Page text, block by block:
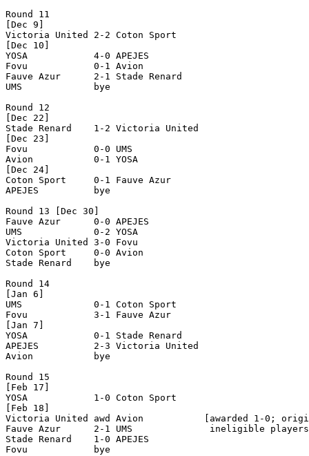
Round 11
[Dec 9]
Victoria United 2-2 Coton Sport
[Dec 10]
YOSA            4-0 APEJES
Fovu            0-1 Avion
Fauve Azur      2-1 Stade Renard
UMS             bye
Round 12
[Dec 22]
Stade Renard    1-2 Victoria United
[Dec 23]
Fovu            0-0 UMS
Avion           0-1 YOSA
[Dec 24]
Coton Sport     0-1 Fauve Azur
APEJES          bye
Round 13 [Dec 30]
Fauve Azur      0-0 APEJES
UMS             0-2 YOSA
Victoria United 3-0 Fovu
Coton Sport     0-0 Avion
Stade Renard    bye
Round 14
[Jan 6]
UMS             0-1 Coton Sport
Fovu            3-1 Fauve Azur
[Jan 7]
YOSA            0-1 Stade Renard
APEJES          2-3 Victoria United
Avion           bye
Round 15
[Feb 17]
YOSA            1-0 Coton Sport
[Feb 18]
Victoria United awd Avion           [awarded 1-0;
Fauve Azur      2-1 UMS              ineligible
Stade Renard    1-0 APEJES
Fovu            bye